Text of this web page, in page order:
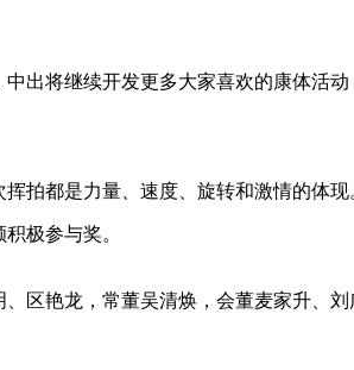
出将继续开发更多大家喜欢的康体活
拍都是力量、速度、旋转和激情的体
极参与奖。
区艳龙，常董吴清焕，会董麦家升、